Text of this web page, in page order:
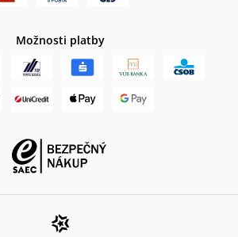
Možnosti platby